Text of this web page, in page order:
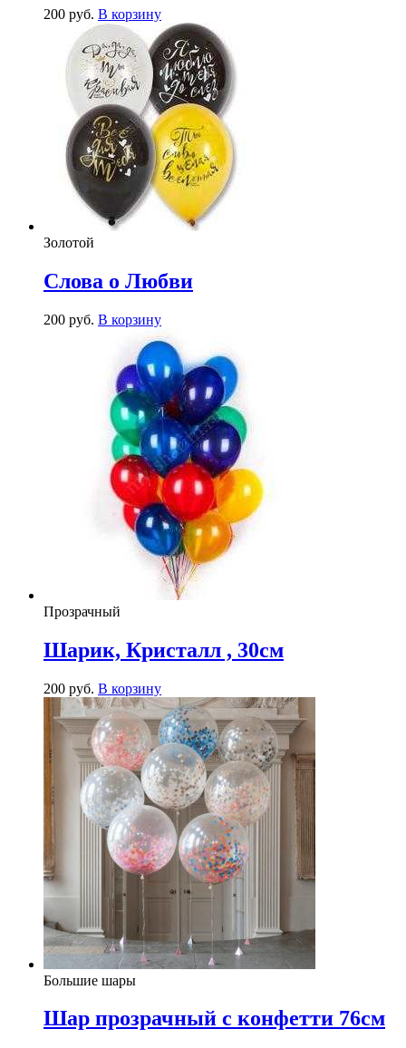
200 руб. В корзину
Золотой
Слова о Любви
200 руб. В корзину
Прозрачный
Шарик, Кристалл , 30см
200 руб. В корзину
Большие шары
Шар прозрачный с конфетти 76см